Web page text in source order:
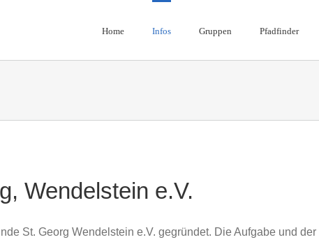
Home Infos Gruppen Pfadfinder
Wendelstein e.V.
St. Georg Wendelstein e.V. gegründet. Die Aufgabe und der